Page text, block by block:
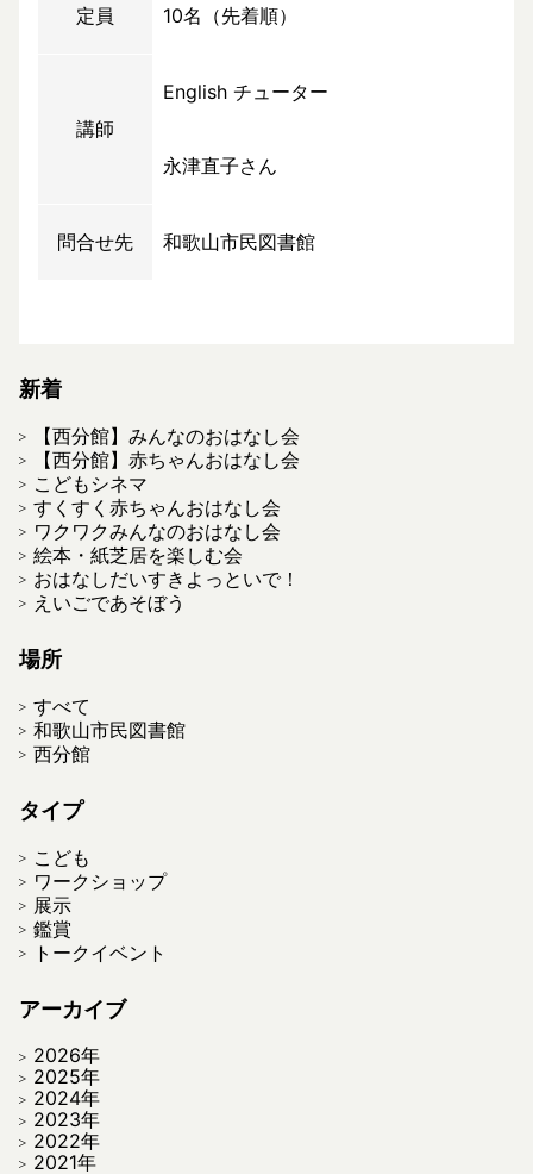
定員 10名（先着順）
講師
English チューター
永津直子さん
問合せ先 和歌山市民図書館
新着
【西分館】みんなのおはなし会
【西分館】赤ちゃんおはなし会
こどもシネマ
すくすく赤ちゃんおはなし会
ワクワクみんなのおはなし会
絵本・紙芝居を楽しむ会
おはなしだいすきよっといで！
えいごであそぼう
場所
すべて
和歌山市民図書館
西分館
タイプ
こども
ワークショップ
展示
鑑賞
トークイベント
アーカイブ
2026年
2025年
2024年
2023年
2022年
2021年